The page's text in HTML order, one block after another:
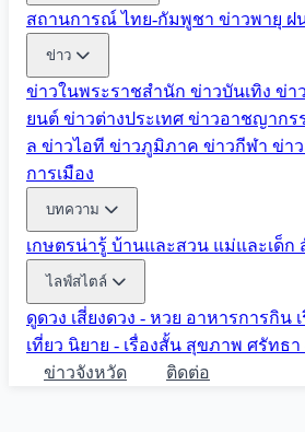
สถานการณ์ ไทย-กัมพูชา ข่าวพายุ ฝ
ข่าว
ข่าวในพระราชสำนัก ข่าวบันเทิง ข่า
ยนต์ ข่าวต่างประเทศ ข่าวอาชญากร
ล ข่าวไอที ข่าวภูมิภาค ข่าวกีฬา ข่า
การเมือง
บทความ
เกษตรน่ารู้ บ้านและสวน แม่และเด็ก
ไลฟ์สไตล์
ดูดวง เสี่ยงดวง - หวย อาหารการกิน
เที่ยว นิยาย - เรื่องสั้น สุขภาพ ศรัทธา
ข่าวจังหวัด
ติดต่อ